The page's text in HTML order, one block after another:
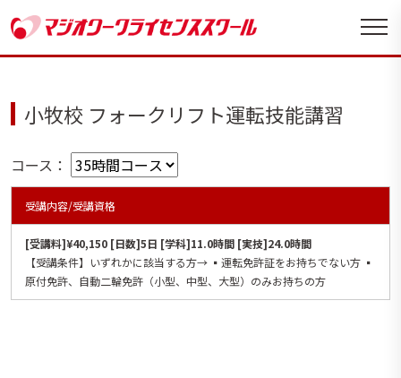
小牧校 フォークリフト運転技能講習
コース：
受講内容/受講資格
[受講料]¥40,150 [日数]5日 [学科]11.0時間 [実技]24.0時間
【受講条件】いずれかに該当する方→ ▪️運転免許証をお持ちでない方 ▪️
原付免許、自動二輪免許（小型、中型、大型）のみお持ちの方